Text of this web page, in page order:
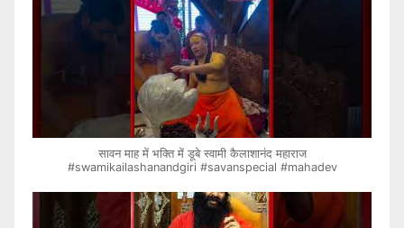
सावन माह में भक्ति में डूबे स्वामी कैलाशानंद महाराज
#swamikailashanandgiri #savanspecial #mahadev